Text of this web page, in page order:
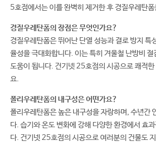
5호점에서는 이를 완벽히 제거한 후 경질우레탄
경질우레탄폼의 장점은 무엇인가요?
경질우레탄폼은 뛰어난 단열 성능과 결로 방지 특
율성을 극대화합니다. 이는 특히 겨울철 난방비
도움이 됩니다. 건기넷 25호점의 시공으로 쾌적한
요.
폴리우레탄폼의 내구성은 어떤가요?
폴리우레탄폼은 높은 내구성을 자랑하며, 수년간
다. 습기와 온도 변화에 강해 다양한 환경에서 효
다. 건기넷 25호점의 시공으로 여러분의 건물도